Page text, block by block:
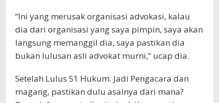
“Ini yang merusak organisasi advokasi, kalau
dia dari organisasi yang saya pimpin, saya akan
langsung memanggil dia, saya pastikan dia
bukan lulusan asli advokat murni,” ucap dia.
Setelah Lulus S1 Hukum. Jadi Pengacara dan
magang, pastikan dulu asalnya dari mana?